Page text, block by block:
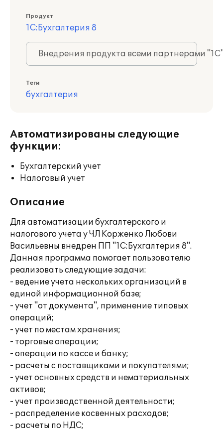
Продукт
1С:Бухгалтерия 8
Внедрения продукта всеми партнерами
Теги
бухгалтерия
Автоматизированы следующие
функции:
Бухгалтерский учет
Налоговый учет
Описание
Для автоматизации бухгалтерского и
налогового учета у ЧЛ Корженко Любови
Васильевны внедрен ПП "1С:Бухгалтерия 8".
Данная программа помогает пользователю
реализовать следующие задачи:
- ведение учета нескольких организаций в
единой информационной базе;
- учет "от документа", применение типовых
операций;
- учет по местам хранения;
- торговые операции;
- операции по кассе и банку;
- расчеты с поставщиками и покупателями;
- учет основных средств и нематериальных
активов;
- учет производственной деятельности;
- распределение косвенных расходов;
- расчеты по НДС;